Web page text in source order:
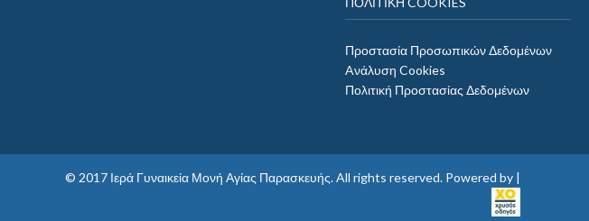
Προστασία Προσωπικών Δεδομένων
Aνάλυση Cookies
Πολιτική Προστασίας Δεδομένων
© 2017 Ιερά Γυναικεία Μονή Αγίας Παρασκευής. All rights reserved. Powered by |